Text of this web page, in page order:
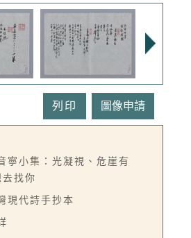
列印
寧小集：光凝視、危崖有
找你
現代詩手抄本